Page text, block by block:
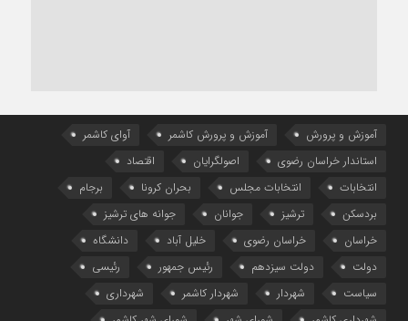
آموزش و پرورش آموزش و پرورش کاشمر
آوای کاشمر
استاندار خراسان رضوی
اصولگرایان
اقتصاد
انتخابات
انتخابات مجلس بحران کرونا
برجام
بردسکن
ترشیز جوانان
جوانه های ترشیز
خراسان
خراسان رضوی خلیل آباد
دانشگاه
دولت
دولت سیزدهم رئیس جمهور
رئیسی
سیاست
شهردار شهردار کاشمر
شهرداری